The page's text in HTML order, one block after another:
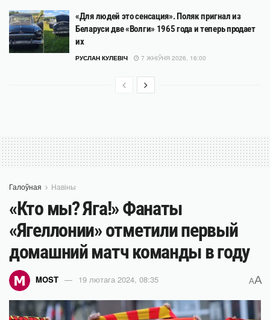
«Для людей это сенсация». Поляк пригнал из
Беларуси две «Волги» 1965 года и теперь продает
их
РУСЛАН КУЛЕВІЧ 7 ЖНІЎНЯ 2026, 16:00
Галоўная Навіны
«Кто мы? Яга!» Фанаты
«Ягеллонии» отметили первый
домашний матч команды в году
MOST 19 лютага 2024, 08:35 AA